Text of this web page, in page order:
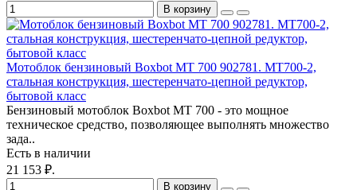
В корзину
Мотоблок бензиновый Boxbot MT 700 902781. MT700-2,
стальная конструкция, шестеренчато‑цепной редуктор,
бытовой класс
Бензиновый мотоблок Boxbot MT 700 - это мощное
техническое средство, позволяющее выполнять множество
зада..
Есть в наличии
21 153 ₽.
В корзину